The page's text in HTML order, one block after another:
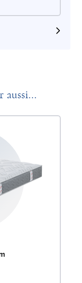
aussi...